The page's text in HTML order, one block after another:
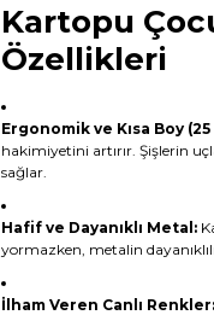
Kartopu
Özellikleri
Ergonomik ve Kısa Boy (25
hakimiyetini artırır. Şişlerin
sağlar.
Hafif ve Dayanıklı Metal:
yormazken, metalin
İlham Veren Canlı Renkler: